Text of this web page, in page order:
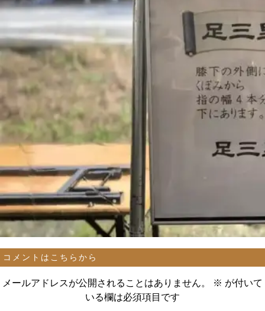
コメントはこちらから
メールアドレスが公開されることはありません。 ※ が付いて
いる欄は必須項目です